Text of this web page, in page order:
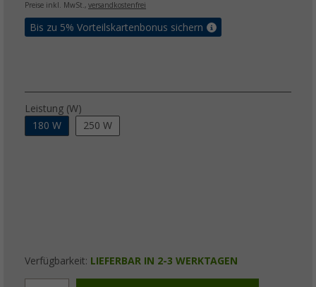
Preise inkl. MwSt., versandkostenfrei
Bis zu 5% Vorteilskartenbonus sichern
Leistung (W)
180 W
250 W
Verfügbarkeit: LIEFERBAR IN 2-3 WERKTAGEN